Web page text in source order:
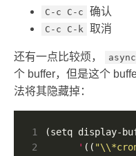
C-c C-c 确认
C-c C-k 取消
还有一点比较烦，
个 buffer，但是这个
法将其隐藏掉：
1
2
' ((